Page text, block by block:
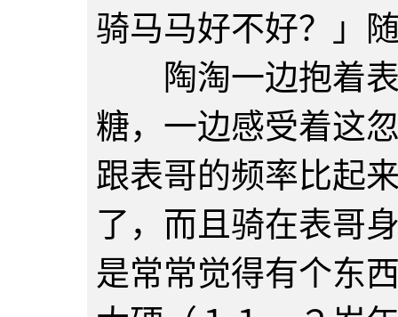
骑马马好不好？」
陶淘一边抱着表
糖，一边感受着这
跟表哥的频率比起
了，而且骑在表哥
是常常觉得有个东